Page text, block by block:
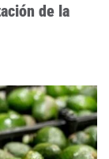
de la